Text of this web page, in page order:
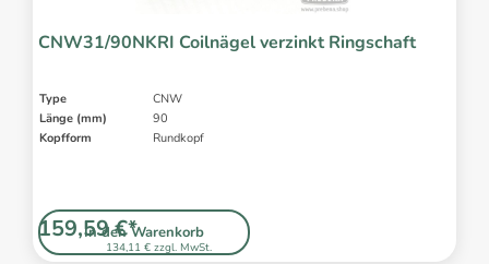
CNW31/90NKRI Coilnägel verzinkt Ringschaft
Type
CNW
Länge (mm)
90
Kopfform
Rundkopf
In den Warenkorb
134,11 € zzgl. MwSt.
159,59 €*